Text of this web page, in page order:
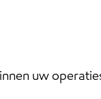
uw